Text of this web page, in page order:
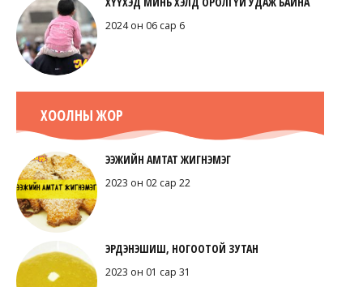
2024 он 06 сар 6
ХООЛНЫ ЖОР
ЭЭЖИЙН АМТАТ ЖИГНЭМЭГ
2023 он 02 сар 22
ЭРДЭНЭШИШ, НОГООТОЙ ЗУТАН
2023 он 01 сар 31